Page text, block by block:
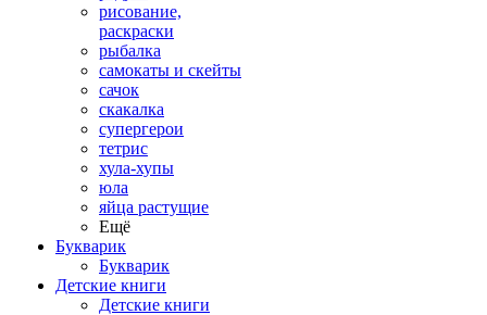
рисование,
раскраски
рыбалка
самокаты и скейты
сачок
скакалка
супергерои
тетрис
хула-хупы
юла
яйца растущие
Ещё
Букварик
Букварик
Детские книги
Детские книги